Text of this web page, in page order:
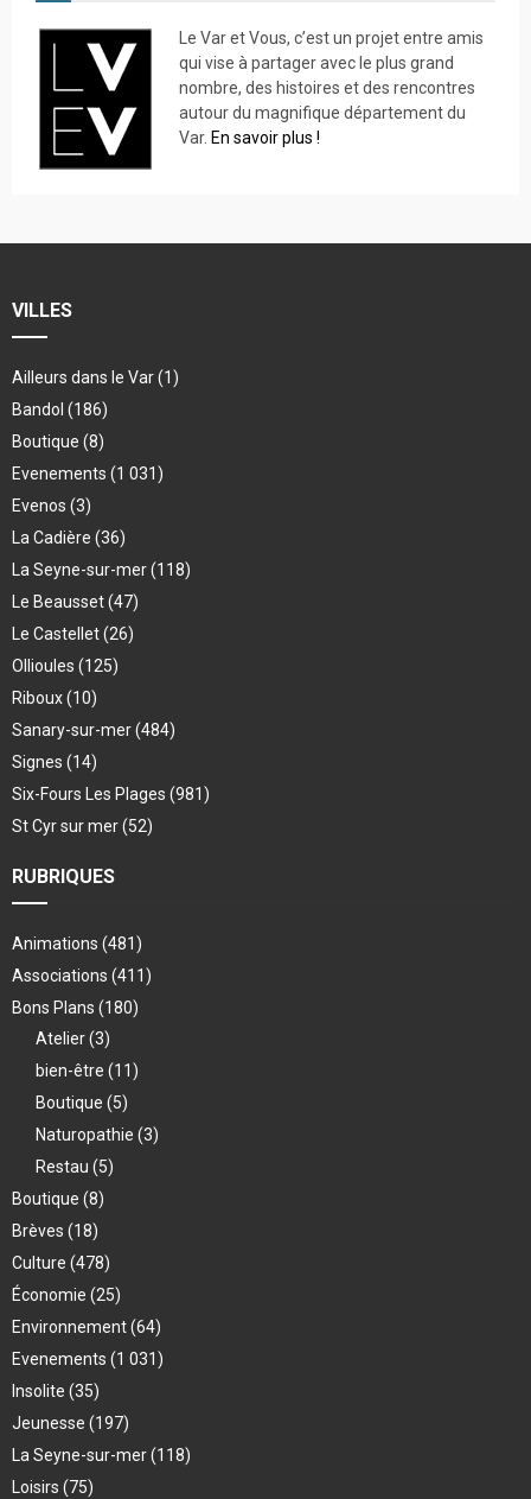
Le Var et Vous, c’est un projet entre amis
qui vise à partager avec le plus grand
nombre, des histoires et des rencontres
autour du magnifique département du
Var. En savoir plus !
VILLES
Ailleurs dans le Var(1)
Bandol (186)
Boutique (8)
Evenements (1 031)
Evenos (3)
La Cadière (36)
La Seyne-sur-mer(118)
Le Beausset(47)
Le Castellet(26)
Ollioules (125)
Riboux(10)
Sanary-sur-mer(484)
Signes (14)
Six-Fours Les Plages (981)
St Cyr sur mer(52)
RUBRIQUES
Animations (481)
Associations (411)
Bons Plans (180)
Atelier(3)
bien-être (11)
Boutique (5)
Naturopathie (3)
Restau (5)
Boutique (8)
Brèves (18)
Culture (478)
Économie (25)
Environnement(64)
Evenements (1 031)
Insolite (35)
Jeunesse (197)
La Seyne-sur-mer(118)
Loisirs (75)